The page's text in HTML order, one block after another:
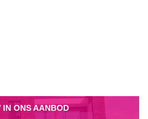
ONS AANBOD